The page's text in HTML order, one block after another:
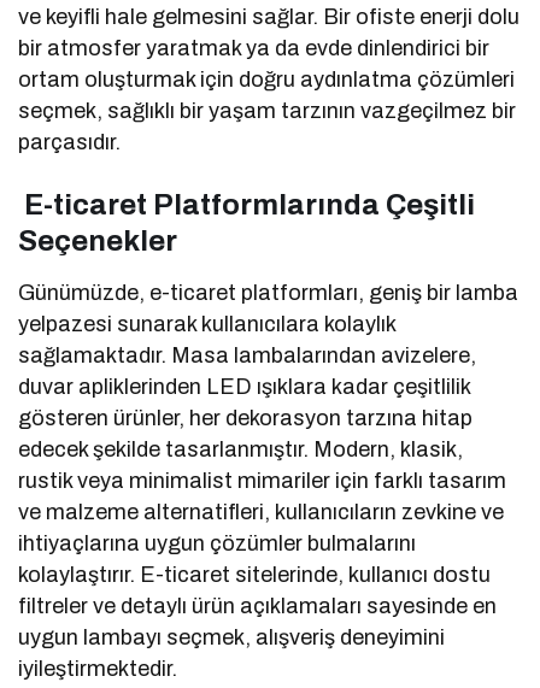
ve keyifli hale gelmesini sağlar. Bir ofiste enerji dolu
bir atmosfer yaratmak ya da evde dinlendirici bir
ortam oluşturmak için doğru aydınlatma çözümleri
seçmek, sağlıklı bir yaşam tarzının vazgeçilmez bir
parçasıdır.
E-ticaret Platformlarında Çeşitli
Seçenekler
Günümüzde, e-ticaret platformları, geniş bir lamba
yelpazesi sunarak kullanıcılara kolaylık
sağlamaktadır. Masa lambalarından avizelere,
duvar apliklerinden LED ışıklara kadar çeşitlilik
gösteren ürünler, her dekorasyon tarzına hitap
edecek şekilde tasarlanmıştır. Modern, klasik,
rustik veya minimalist mimariler için farklı tasarım
ve malzeme alternatifleri, kullanıcıların zevkine ve
ihtiyaçlarına uygun çözümler bulmalarını
kolaylaştırır. E-ticaret sitelerinde, kullanıcı dostu
filtreler ve detaylı ürün açıklamaları sayesinde en
uygun lambayı seçmek, alışveriş deneyimini
iyileştirmektedir.